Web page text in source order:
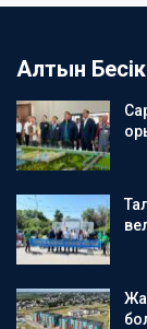
Алтын Бесік